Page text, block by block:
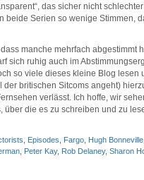
das sicher nicht
beide Serien so wenige Stimmen,
manche mehrfach abgestimmt
sich ruhig auch im
so viele dieses kleine Blog lesen
britischen Sitcoms angeht)
verlässt. Ich hoffe, wir
die es zu schreiben und zu
Episodes Fargo Hugh Bonneville
Peter Kay, Rob Delaney, Sharon